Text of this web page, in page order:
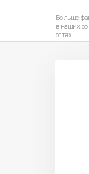
Больше
в наших
сетях